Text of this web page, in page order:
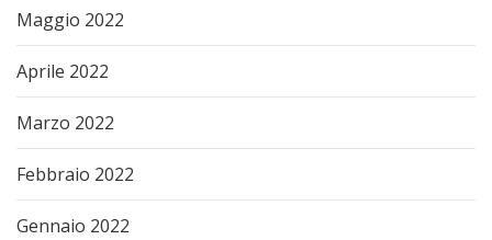
Maggio 2022
Aprile 2022
Marzo 2022
Febbraio 2022
Gennaio 2022